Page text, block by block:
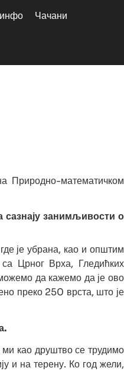
Чачани
Природно-математичком
занимљивости о
је убрана, као и општим
Црног Врха, Гледићких
да кажемо да је ово
преко 250 врста, што је
као друштво се трудимо
и на терену. Ко год жели,